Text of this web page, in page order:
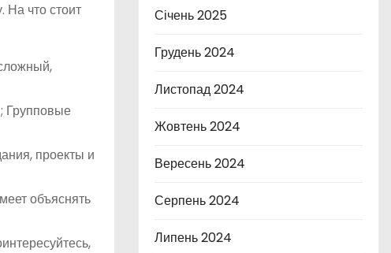
На что стоит
Групповые
проекты и
объяснять
Січень 2025
Грудень 2024
Листопад 2024
Жовтень 2024
Вересень 2024
Серпень 2024
Липень 2024